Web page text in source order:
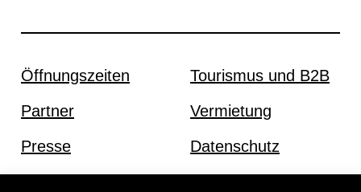
Öffnungszeiten
Partner
Presse
Tourismus und B2B
Vermietung
Datenschutz